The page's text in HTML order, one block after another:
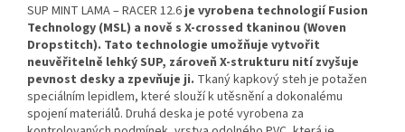
SUP MINT LAMA – RACER 12.6 je vyrobena technologií Fusion
Technology (MSL) a nově s X-crossed tkaninou (Woven
Dropstitch). Tato technologie umožňuje vytvořit
neuvěřitelně lehký SUP, zároveň X-strukturu nití zvyšuje
pevnost desky a zpevňuje ji. Tkaný kapkový steh je potažen
speciálním lepidlem, které slouží k utěsnění a dokonalému
spojení materiálů. Druhá deska je poté vyrobena za